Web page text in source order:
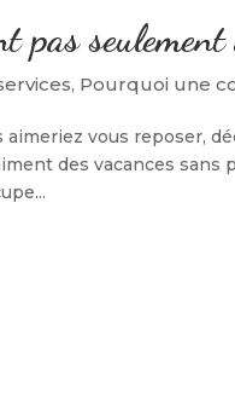
pas
, Pourquoi une
vous reposer,
des vacances sans